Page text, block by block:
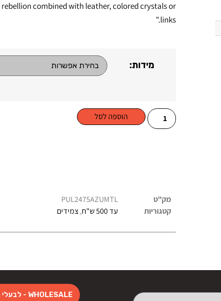
combined with leather, colored crystals or
links."
מידות:
הוספה לסל
מק"ט
PUL2475AZUMTL
קטגוריות
עד 500 ש"ח ,צמידים
WHOLESALE - לבעלי חנויות ולשיתופי פעולה